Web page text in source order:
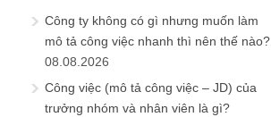
Công ty không có gì nhưng muốn làm
mô tả công việc nhanh thì nên thế nào?
08.08.2026
Công việc (mô tả công việc – JD) của
trưởng nhóm và nhân viên là gì?